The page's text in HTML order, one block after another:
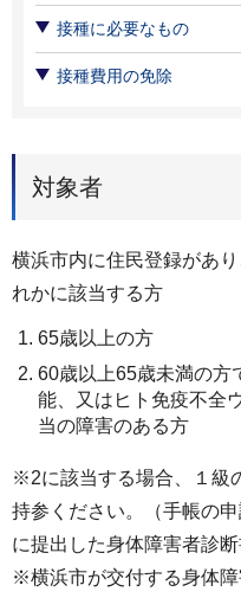
接種に必要なもの
接種費用の免除
対象者
横浜市内に住民登録があ
れかに該当する方
65歳以上の方
60歳以上65歳未満の方
能、又はヒト免疫不全
当の障害のある方
※2に該当する場合、１級
持参ください。（手帳の
に提出した身体障害者診断
※横浜市が交付する身体